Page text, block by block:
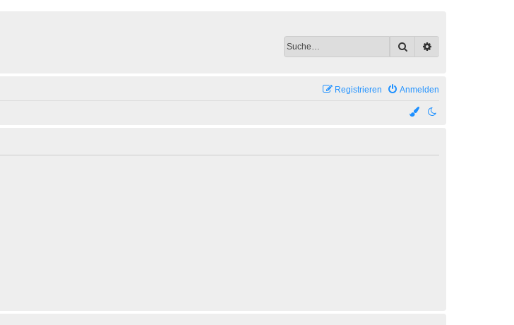
Suche
Anmelden
Registrieren